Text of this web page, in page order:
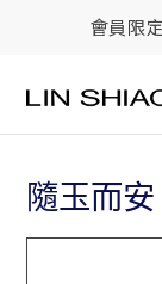
會員限
隨玉而安